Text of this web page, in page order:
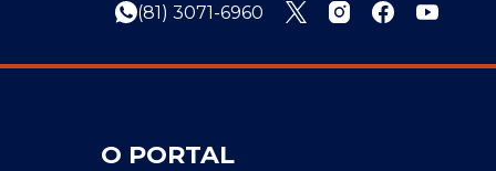
(81) 3071-6960
O PORTAL